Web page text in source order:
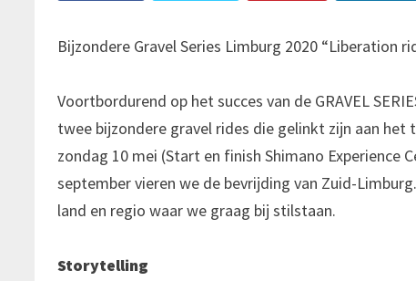
Bijzondere Gravel Series Limburg 2020 “Liberation
Voortbordurend op het succes van de GRAVEL
twee bijzondere gravel rides die gelinkt zijn aan het
zondag 10 mei (Start en finish Shimano Experience
september vieren we de bevrijding van Zuid-
land en regio waar we graag bij stilstaan.
Storytelling